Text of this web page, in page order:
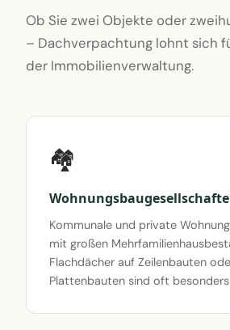
Ob Sie zwei Objekte oder
– Dachverpachtung lohnt sich
der Immobilienverwaltung.
🏘️
Kommunale und private
mit großen
Flachdächer auf Zeilenbauten
Plattenbauten sind oft